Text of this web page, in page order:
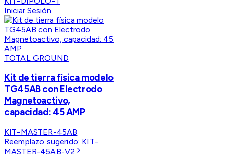
Iniciar Sesión
TOTAL GROUND
Kit de tierra física modelo
TG45AB con Electrodo
Magnetoactivo,
capacidad: 45 AMP
KIT-MASTER-45AB
Reemplazo sugerido: KIT-
MASTER-45AB-V2